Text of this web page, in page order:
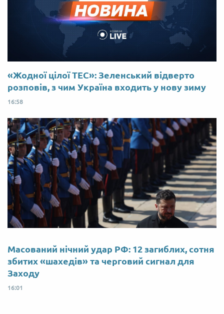
«Жодної цілої ТЕС»: Зеленський відверто
розповів, з чим Україна входить у нову зиму
16:58
Масований нічний удар РФ: 12 загиблих, сотня
збитих «шахедів» та черговий сигнал для
Заходу
16:01